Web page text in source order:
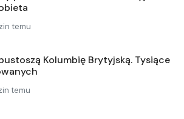
temu
Kolumbię Brytyjską. Tysiące
temu